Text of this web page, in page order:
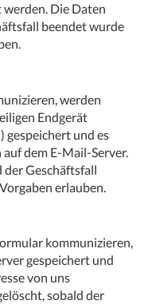
Die Daten
beendet wurde
werden
Endgerät
gespeichert und es
dem E-Mail-Server.
der Geschäftsfall
erlauben.
kommunizieren,
gespeichert und
von uns
sobald der